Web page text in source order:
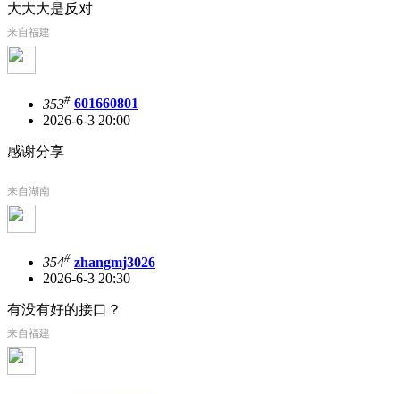
大大大是反对
来自福建
353# 601660801
2026-6-3 20:00
感谢分享
来自湖南
354# zhangmj3026
2026-6-3 20:30
有没有好的接口？
来自福建